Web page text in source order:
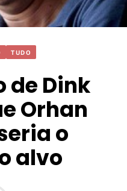
TUDO
de Dink
Orhan
o
alvo